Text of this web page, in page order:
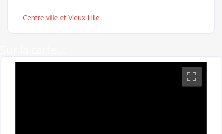
Centre ville et Vieux Lille